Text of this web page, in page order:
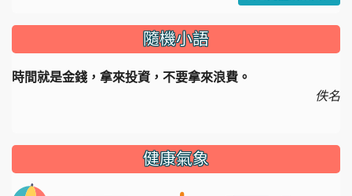
隨機小語
時間就是金錢，拿來投資，不要拿來浪費。
佚名
健康氣象